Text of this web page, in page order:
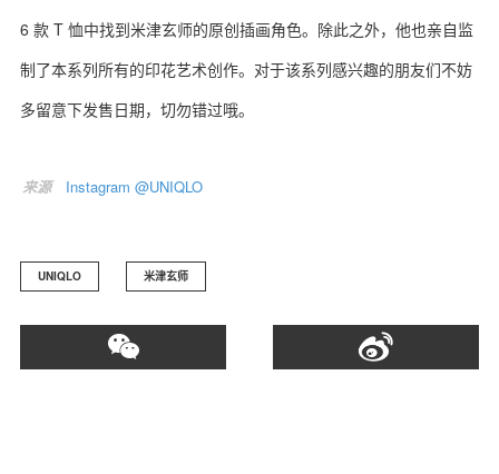
6 款 T 恤中找到米津玄师的原创插画角色。除此之外，他也亲自监
制了本系列所有的印花艺术创作。对于该系列感兴趣的朋友们不妨
多留意下发售日期，切勿错过哦。
来源 Instagram @UNIQLO
UNIQLO 米津玄师